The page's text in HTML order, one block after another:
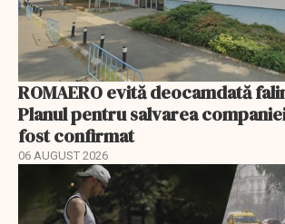
ROMAERO evită deocamdată
Planul pentru salvarea
fost confirmat
06 AUGUST 2026